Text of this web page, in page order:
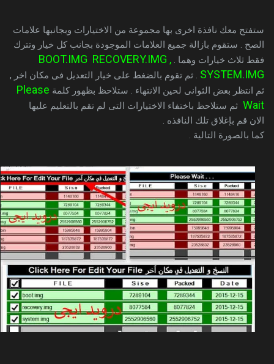
ستفتح معك نافذة اخرى بها مجموعة من الاختيارات وبجانبها علامات
الصح . ستقوم بازالة جميع العلامات الموجودة بجانب كل خيار وتترك
فقط ثلاث خيارات وهما .BOOT.IMG RECOVERY.IMG ,
SYSTEM.IMG . ثم تقوم بالضغط على خيار التعديل فى مكان اخر ,
ثم انتظر بعض الثوانى لحين الانتهاء . ستلاحظ بظهور كلمةPlease
Wait ثم ستلاحظ باختفاء الاختيارات التى لم تقم بالتعليم عليها
الان قم بإغلاق تلك النافذه .
كما بالصورة التالية .